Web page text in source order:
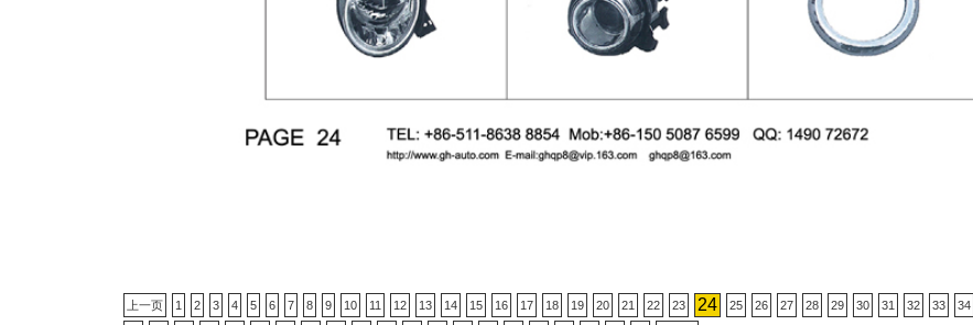
上一页 1 2 3 4 5 6 7 8 9 10 11 12 13 14 15 16 17 18 19 20 21 22 23 24 25 26 27 28 29 30 31 32 33 34